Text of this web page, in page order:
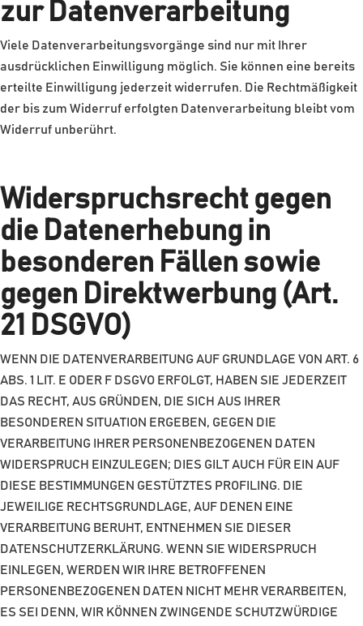
zur Datenverarbeitung
Viele Datenverarbeitungsvorgänge sind nur mit Ihrer
ausdrücklichen Einwilligung möglich. Sie können eine bereits
erteilte Einwilligung jederzeit widerrufen. Die Rechtmäßigkeit
der bis zum Widerruf erfolgten Datenverarbeitung bleibt vom
Widerruf unberührt.
Widerspruchsrecht gegen
die Datenerhebung in
besonderen Fällen sowie
gegen Direktwerbung (Art.
21 DSGVO)
WENN DIE DATENVERARBEITUNG AUF GRUNDLAGE VON ART. 6
ABS. 1 LIT. E ODER F DSGVO ERFOLGT, HABEN SIE JEDERZEIT
DAS RECHT, AUS GRÜNDEN, DIE SICH AUS IHRER
BESONDEREN SITUATION ERGEBEN, GEGEN DIE
VERARBEITUNG IHRER PERSONENBEZOGENEN DATEN
WIDERSPRUCH EINZULEGEN; DIES GILT AUCH FÜR EIN AUF
DIESE BESTIMMUNGEN GESTÜTZTES PROFILING. DIE
JEWEILIGE RECHTSGRUNDLAGE, AUF DENEN EINE
VERARBEITUNG BERUHT, ENTNEHMEN SIE DIESER
DATENSCHUTZERKLÄRUNG. WENN SIE WIDERSPRUCH
EINLEGEN, WERDEN WIR IHRE BETROFFENEN
PERSONENBEZOGENEN DATEN NICHT MEHR VERARBEITEN,
ES SEI DENN, WIR KÖNNEN ZWINGENDE SCHUTZWÜRDIGE